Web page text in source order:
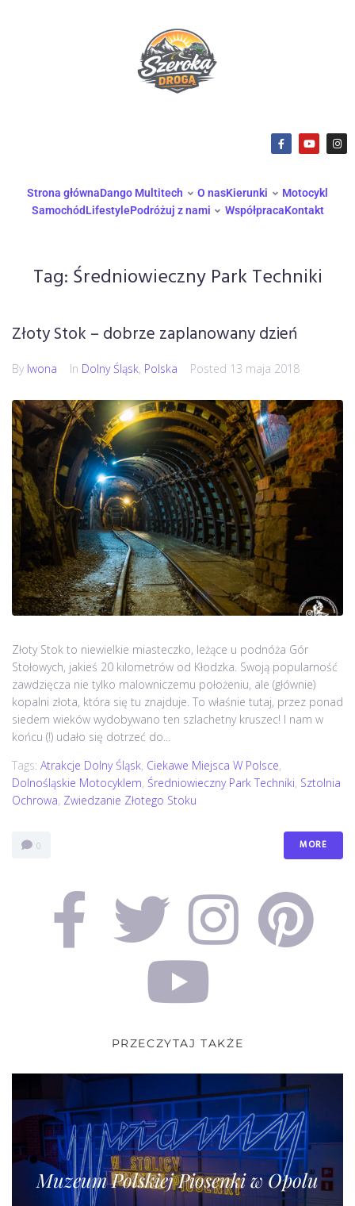
Strona głównaDango Multitech O nasKierunki
Motocykl
SamochódLifestylePodróżuj z nami WspółpracaKontakt
Tag: Średniowieczny Park Techniki
Złoty Stok – dobrze zaplanowany dzień
By Iwona In Dolny Śląsk, Polska Posted 13 maja 2018
Złoty Stok to niewielkie miasteczko, leżące u podnóża Gór
Stołowych, jakieś 20 kilometrów od Kłodzka. Swoją popularność
zawdzięcza nie tylko malowniczemu położeniu, ale (głównie)
kopalni złota, która się tu znajduje. To właśnie tutaj, przez ponad
siedem wieków wydobywano ten szlachetny kruszec! I nam w
końcu (!) udało się dotrzeć do...
Tags: Atrakcje Dolny Śląsk, Ciekawe Miejsca W Polsce,
Dolnośląskie Motocyklem, Średniowieczny Park Techniki, Sztolnia
Ochrowa, Zwiedzanie Złotego Stoku
0 MORE
PRZECZYTAJ TAKŻE
Muzeum Polskiej Piosenki w Opolu